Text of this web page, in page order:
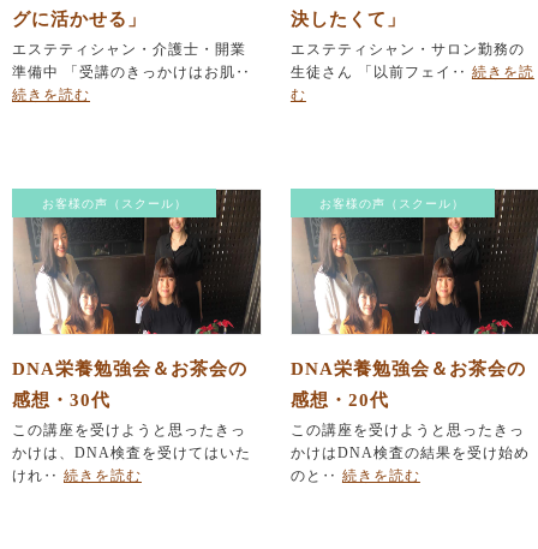
グに活かせる」
エステティシャン・介護士・開業
準備中 「受講のきっかけはお肌‥
続きを読む
決したくて」
エステティシャン・サロン勤務の
生徒さん 「以前フェイ‥ 続きを読
む
お客様の声（スクール）
DNA栄養勉強会＆お茶会の
感想・30代
この講座を受けようと思ったきっ
かけは、DNA検査を受けてはいた
けれ‥ 続きを読む
お客様の声（スクール）
DNA栄養勉強会＆お茶会の
感想・20代
この講座を受けようと思ったきっ
かけはDNA検査の結果を受け始め
のと‥ 続きを読む